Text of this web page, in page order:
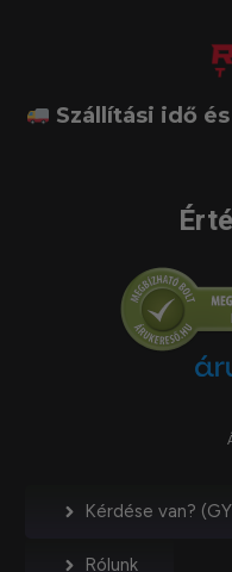
Szállítási idő
Kérdése van?
Rólunk